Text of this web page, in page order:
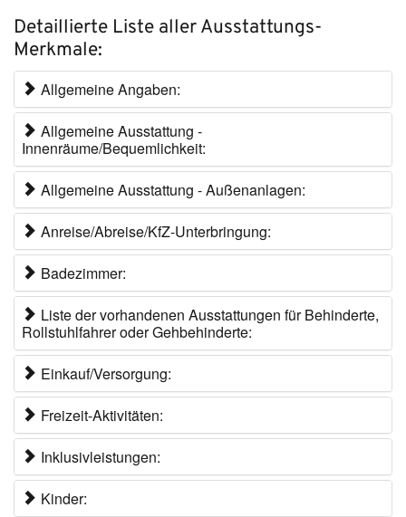
Detaillierte Liste aller Ausstattungs-
Merkmale:
Allgemeine Angaben:
Allgemeine Ausstattung -
Innenräume/Bequemlichkeit:
Allgemeine Ausstattung - Außenanlagen:
Anreise/Abreise/KfZ-Unterbringung:
Badezimmer:
Liste der vorhandenen Ausstattungen für Behinderte,
Rollstuhlfahrer oder Gehbehinderte:
Einkauf/Versorgung:
Freizeit-Aktivitäten:
Inklusivleistungen:
Kinder: